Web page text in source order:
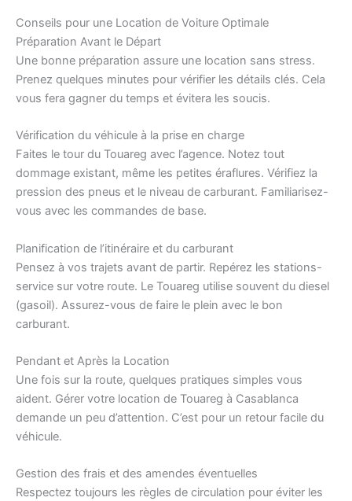
Conseils pour une Location de Voiture Optimale
Préparation Avant le Départ
Une bonne préparation assure une location sans stress.
Prenez quelques minutes pour vérifier les détails clés. Cela
vous fera gagner du temps et évitera les soucis.
Vérification du véhicule à la prise en charge
Faites le tour du Touareg avec l’agence. Notez tout
dommage existant, même les petites éraflures. Vérifiez la
pression des pneus et le niveau de carburant. Familiarisez-
vous avec les commandes de base.
Planification de l’itinéraire et du carburant
Pensez à vos trajets avant de partir. Repérez les stations-
service sur votre route. Le Touareg utilise souvent du diesel
(gasoil). Assurez-vous de faire le plein avec le bon
carburant.
Pendant et Après la Location
Une fois sur la route, quelques pratiques simples vous
aident. Gérer votre location de Touareg à Casablanca
demande un peu d’attention. C’est pour un retour facile du
véhicule.
Gestion des frais et des amendes éventuelles
Respectez toujours les règles de circulation pour éviter les